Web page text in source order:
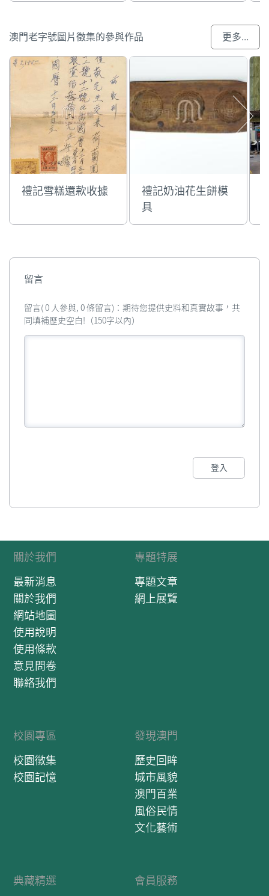
澳門老字號圖片徵集的參與作品 更多...
禮記雪糕還款收據
禮記奶油花生餅模
具
留言
留言( 0 人參與, 0 條留言)：期待您提供史料和真實故事，共
同填補歷史空白!（150字以內）
登入
關於我們
最新消息
關於我們
網站地圖
使用說明
使用條款
意見問卷
聯絡我們
專題特展
專題文章
網上展覽
校園專區
校園徵集
校園記憶
發現澳門
歷史回眸
城市風貌
澳門百業
風俗民情
文化藝術
典藏精選 會員服務